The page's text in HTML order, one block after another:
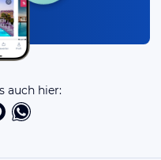
auch hier: